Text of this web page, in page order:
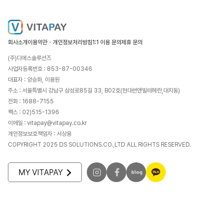
회사소개 이용약관・개인정보처리방침1:1 이용 문의제휴 문의
(주)디에스솔루션즈
사업자등록번호 : 853-87-00346
대표자 : 양승화, 이용원
주소 : 서울특별시 강남구 삼성로85길 33, B02호(현대썬앤빌테헤란,대치동)
전화 : 1688-7155
팩스 : 02)515-1396
이메일 : vitapay@vitapay.co.kr
개인정보보호책임자 : 서상용
COPYRIGHT 2025 DS SOLUTIONS.CO.,LTD ALL RIGHTS RESERVED.
MY VITAPAY